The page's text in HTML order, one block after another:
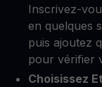
Inscrivez-
en quelques
puis ajoutez
pour vérifier
Choisissez